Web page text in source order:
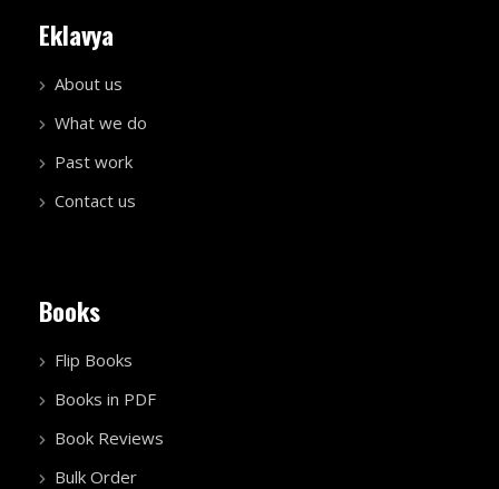
Eklavya
About us
What we do
Past work
Contact us
Books
Flip Books
Books in PDF
Book Reviews
Bulk Order